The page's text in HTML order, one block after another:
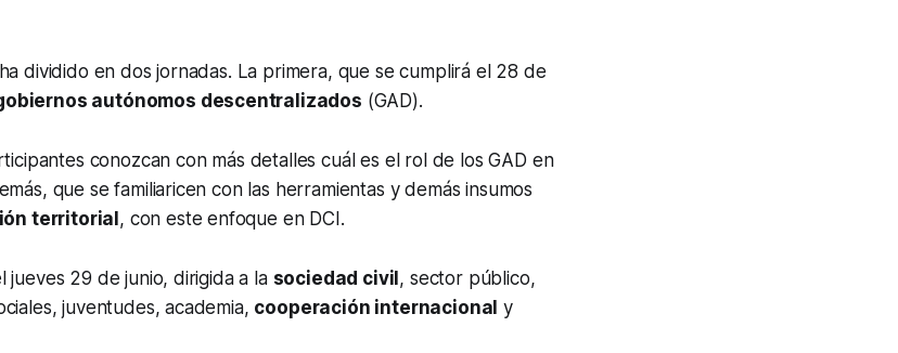
dividido en dos jornadas. La primera, que se cumplirá el 28 de
autónomos descentralizados (GAD).
conozcan con más detalles cuál es el rol de los GAD en
que se familiaricen con las herramientas y demás insumos
territorial , con este enfoque en DCI.
jueves 29 de junio, dirigida a la sociedad civil , sector público,
juventudes, academia, cooperación internacional y